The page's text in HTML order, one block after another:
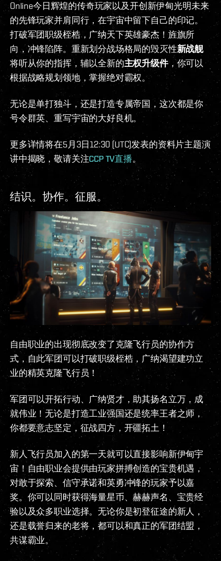
Online今日辉煌的传奇玩家以及开创新伊甸光明未来
的先锋玩家并肩同行，在宇宙中留下自己的印记。
打破军团职级桎梏，广纳天下英雄豪杰！旌旗所
向，冲锋陷阵。重新划分战场格局的毁灭性新战舰
将听从你的指挥，辅以全新的主权升级件，你可以
根据战略规划领地，掌握绝对霸权。
无论是单打独斗，还是打造专属帝国，这次都是你
号令群英、重写宇宙的大好良机。
更多详情将在5月3日12:30 (UTC)发表的资料片主题演
讲中揭晓，敬请关注CCP TV直播。
结识。协作。征服。
自由职业的出现彻底改变了克隆飞行员的协作方
式，自此军团可以打破职级桎梏，广纳渴望建功立
业的精英克隆飞行员！
军团可以开拓行动、广纳贤才，助其扬名立万，成
就伟业！无论是打造工业强国还是统率王者之师，
你都要意志坚定，征战四方，开疆拓土！
新人飞行员加入的第一天就可以直接影响新伊甸宇
宙！自由职业会提供由玩家拼搏创造的宝贵机遇，
对敢于探索、信守承诺和英勇冲锋的玩家予以嘉
奖。你可以同时获得海量星币、赫赫声名、宝贵经
验以及众多职业选择。无论你是初登征途的新人，
还是载誉归来的老将，都可以和真正的军团结盟，
共谋霸业。